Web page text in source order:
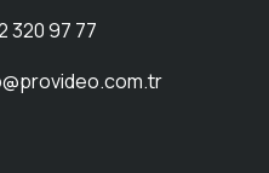
320 97 77